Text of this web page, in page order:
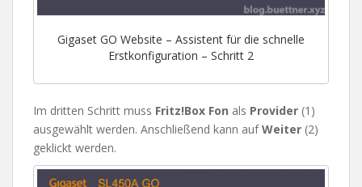
Gigaset GO Website – Assistent für die schnelle
Erstkonfiguration – Schritt 2
Im dritten Schritt muss Fritz!Box Fon als Provider (1)
ausgewählt werden. Anschließend kann aufWeiter (2)
geklickt werden.